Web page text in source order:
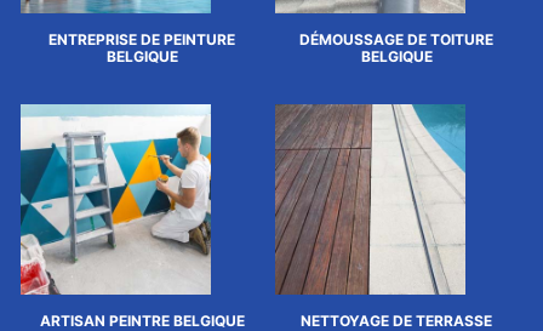
ENTREPRISE DE PEINTURE
BELGIQUE
DÉMOUSSAGE DE TOITURE
BELGIQUE
ARTISAN PEINTRE BELGIQUE
NETTOYAGE DE TERRASSE